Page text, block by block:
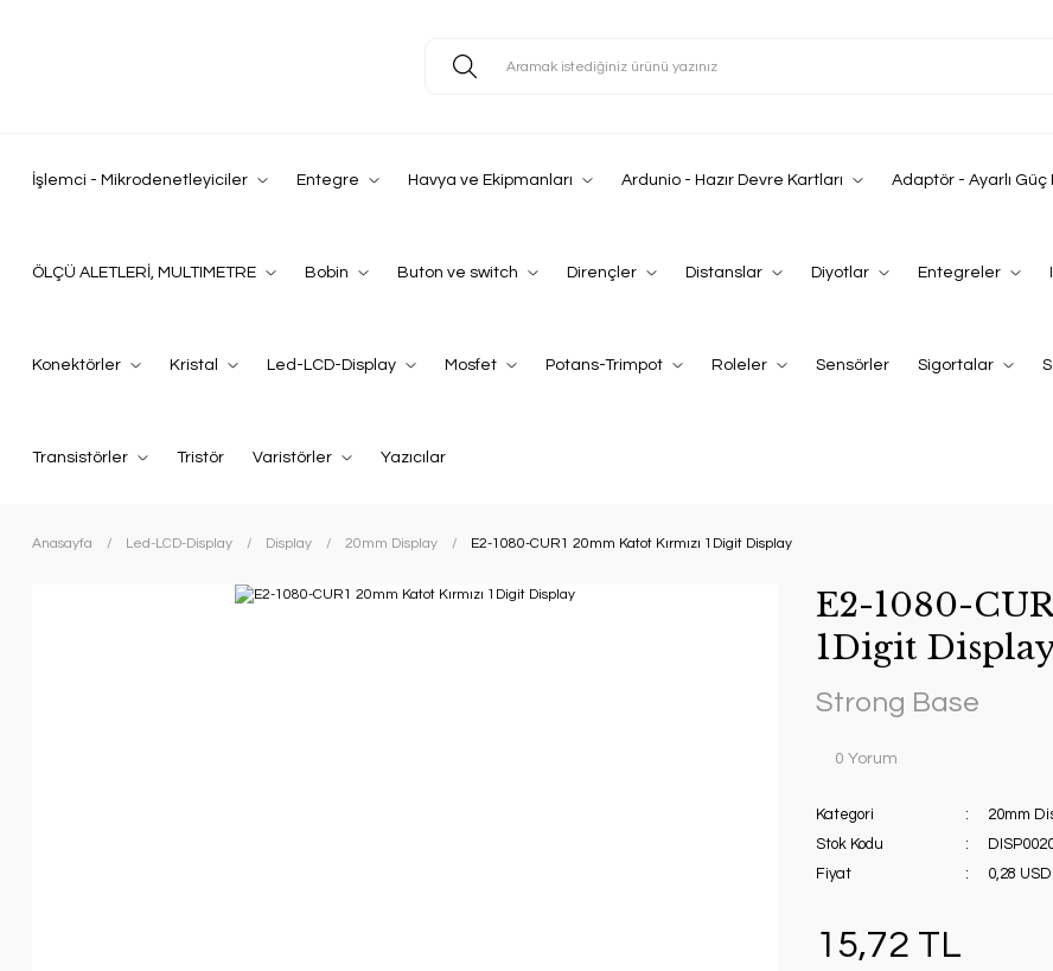
İşlemci - Mikrodenetleyiciler Entegre Havya ve Ekipmanları Ardunio - Hazır Devre Kartları Adaptör - Ayarlı Güç
ÖLÇÜ ALETLERİ, MULTIMETRE Bobin Buton ve switch Dirençler Distanslar Diyotlar Entegreler
Konektörler Kristal Led-LCD-Display Mosfet Potans-Trimpot Roleler Sensörler Sigortalar
Transistörler Tristör Varistörler Yazıcılar
Anasayfa Led-LCD-Display Display 20mm Display E2-1080-CUR1 20mm Katot Kırmızı 1Digit Display
E2-1080-
1Digit
Strong Base
0 Yorum
Kategori
20mm
Stok Kodu
Fiyat
0,28
15,72 TL